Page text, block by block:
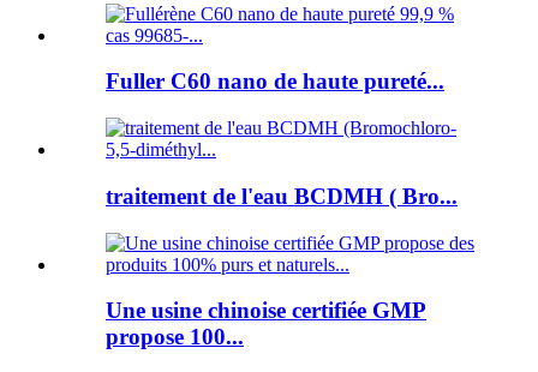
Fuller C60 nano de haute pureté...
traitement de l'eau BCDMH ( Bro...
Une usine chinoise certifiée GMP
propose 100...